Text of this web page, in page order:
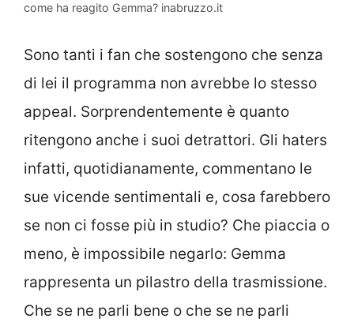
come ha reagito Gemma? inabruzzo.it
Sono tanti i fan che sostengono che senza
di lei il programma non avrebbe lo stesso
appeal. Sorprendentemente è quanto
ritengono anche i suoi detrattori. Gli haters
infatti, quotidianamente, commentano le
sue vicende sentimentali e, cosa farebbero
se non ci fosse più in studio? Che piaccia o
meno, è impossibile negarlo: Gemma
rappresenta un pilastro della trasmissione.
Che se ne parli bene o che se ne parli